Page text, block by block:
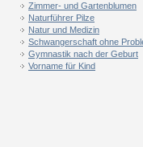
Zimmer- und Gartenblumen
Naturführer Pilze
Natur und Medizin
Schwangerschaft ohne
Gymnastik nach der Geburt
Vorname für Kind